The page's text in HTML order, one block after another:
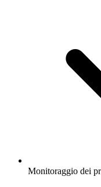
Monitoraggio dei